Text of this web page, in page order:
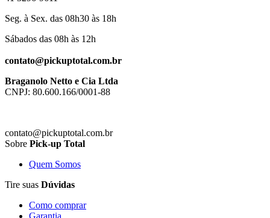
Seg. à Sex. das 08h30 às 18h
Sábados das 08h às 12h
contato@pickuptotal.com.br
Braganolo Netto e Cia Ltda
CNPJ: 80.600.166/0001-88
contato@pickuptotal.com.br
Sobre Pick-up Total
Quem Somos
Tire suas Dúvidas
Como comprar
Garantia